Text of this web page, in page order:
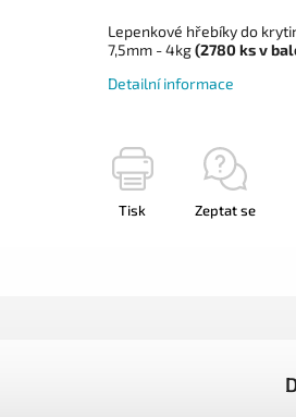
Lepenkové hřebíky do
7,5mm - 4kg(2780ksv
Detailní informace
Tisk Zeptat se